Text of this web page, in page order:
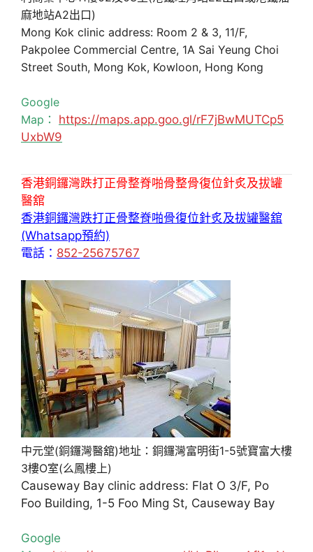
麻地站A2出口)
Mong Kok clinic address: Room 2 & 3, 11/F,
Pakpolee Commercial Centre, 1A Sai Yeung Choi
Street South, Mong Kok, Kowloon, Hong Kong
Google
Map： https://maps.app.goo.gl/rF7jBwMUTCp5
UxbW9
香港銅鑼灣跌打正骨整脊啪骨整骨復位針炙及拔罐
醫舘
香港銅鑼灣跌打正骨整脊啪骨復位針炙及拔罐醫舘
(Whatsapp預約)
電話： 852-25675767
中元堂(銅鑼灣醫舘)地址：銅鑼灣富明街1-5號寶富大樓
3樓O室(么鳳樓上)
Causeway Bay clinic address: Flat O 3/F, Po
Foo Building, 1-5 Foo Ming St, Causeway Bay
Google